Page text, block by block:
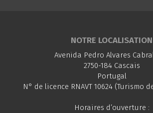
NOTRE LOCALISATION
Avenida Pedro Alvares
2750-184 Cascais
Portugal
N° de licence RNAVT 10624 (Turismo
Horaires d’ouverture :